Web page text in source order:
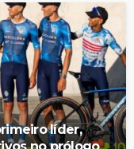
líder,
no prólogo